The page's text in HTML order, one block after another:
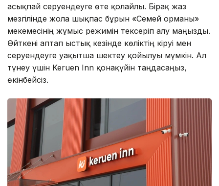
асықпай серуендеуге өте қолайлы. Бірақ жаз
мезгілінде жолға шықпас бұрын «Семей орманы»
мекемесінің жұмыс режимін тексеріп алу маңызды.
Өйткені аптап ыстық кезінде көліктің кіруі мен
серуендеуге уақытша шектеу қойылуы мүмкін. Ал
түнеу үшін Keruen Inn қонақүйін таңдасаңыз,
өкінбейсіз.